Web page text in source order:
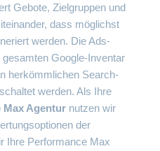
Gebote, Zielgruppen und
dass möglichst
werden. Die Ads-
Google-Inventar
herkömmlichen Search-
werden. Als Ihre
Max Agentur nutzen wir
der
Ihre Performance Max